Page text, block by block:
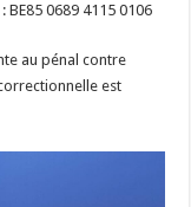
0689 4115 0106
au pénal contre
est